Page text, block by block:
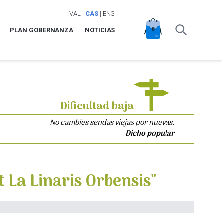
VAL | CAS| ENG
PLAN GOBERNANZA NOTICIAS
Dificultad baja
No cambies sendas viejas por nuevas.
Dicho popular
Linaris Orbensis"